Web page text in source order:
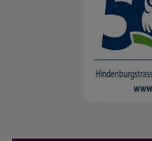
Laurids
Brigge"